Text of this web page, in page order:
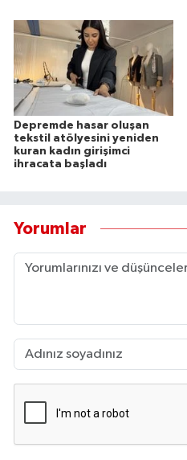
Depremde hasar oluşan
tekstil atölyesini yeniden
kuran kadın girişimci
ihracata başladı
Yorumlar